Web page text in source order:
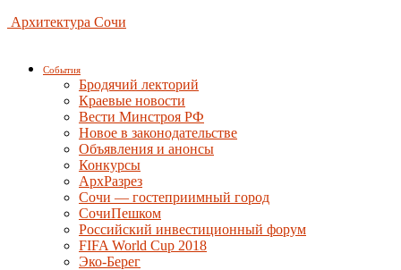
Архитектура Сочи
События
Бродячий лекторий
Краевые новости
Вести Минстроя РФ
Новое в законодательстве
Объявления и анонсы
Конкурсы
АрхРазрез
Сочи — гостеприимный город
СочиПешком
Российский инвестиционный форум
FIFA World Cup 2018
Эко-Берег